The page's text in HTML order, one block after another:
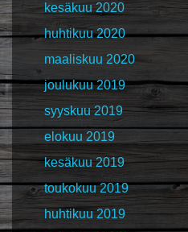
kesäkuu 2020
huhtikuu 2020
maaliskuu 2020
joulukuu 2019
syyskuu 2019
elokuu 2019
kesäkuu 2019
toukokuu 2019
huhtikuu 2019